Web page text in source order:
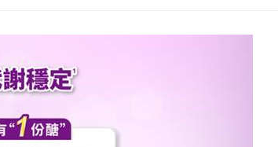
１．簡單：不需註冊會員、不需綁卡、不需儲值。
２．便利：只要手機號碼，簡訊認證，即可結帳。
３．安心：先確認商品／服務後，再付款。
【「AFTEE先享後付」結帳流程】
１．於結帳方式選擇「AFTEE先享後付」後，將跳轉至「AFTEE
ATM付款
運送方式
宅配
每筆NT$80，滿NT$600(含以上)免運費